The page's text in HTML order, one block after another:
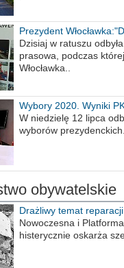
Prezydent
obrażajmy się”
Dzisiaj w ratuszu
prasowa, podczas
Włocławka..
Wybory 2020. Wyniki
procent obwodów
W niedzielę 12 lipca
wyborów
obywatelskie
Drażliwy temat
Nowoczesna i
histerycznie oskarża